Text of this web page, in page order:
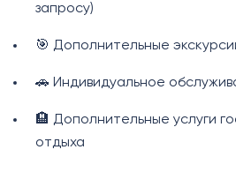
запросу)
🎯 Дополнительные
🚗 Индивидуальное
🏨 Дополнительные услуги
отдыха